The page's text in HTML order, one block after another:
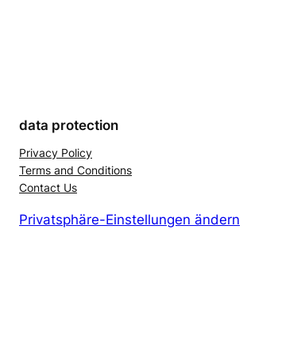
data protection
Privacy Policy
Terms and Conditions
Contact Us
Privatsphäre-Einstellungen ändern